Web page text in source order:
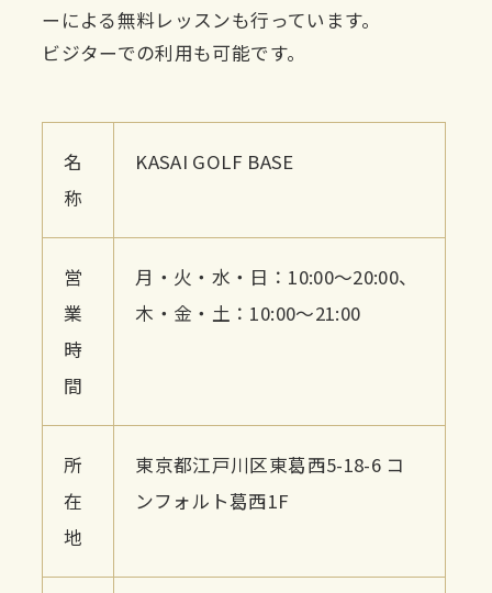
ーによる無料レッスンも行っています。
ビジターでの利用も可能です。
名
称
KASAI GOLF BASE
営
業
時
間
月・火・水・日：10:00〜20:00、
木・金・土：10:00〜21:00
所
在
地
東京都江戸川区東葛西5-18-6 コ
ンフォルト葛西1F